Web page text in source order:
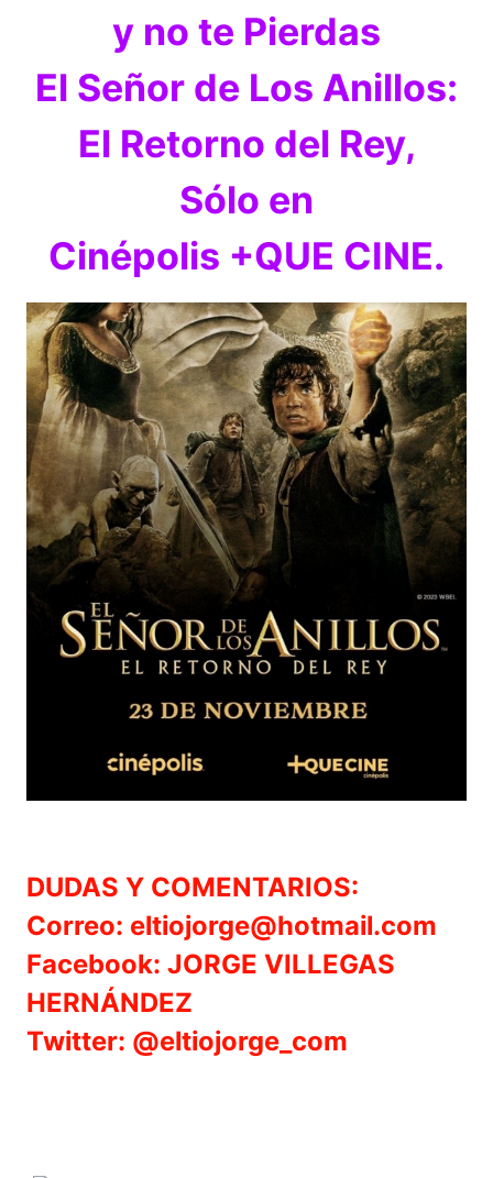
y no te Pierdas
El Señor de Los Anillos:
El Retorno del Rey,
Sólo en
Cinépolis +QUE CINE.
DUDAS Y COMENTARIOS:
Correo: eltiojorge@hotmail.com
Facebook: JORGE VILLEGAS
HERNÁNDEZ
Twitter: @eltiojorge_com